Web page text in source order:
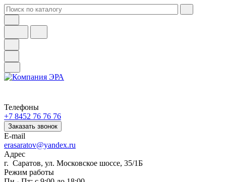
Телефоны
+7 8452 76 76 76
Заказать звонок
E-mail
erasaratov@yandex.ru
Адрес
г. Саратов, ул. Московское шоссе, 35/1Б
Режим работы